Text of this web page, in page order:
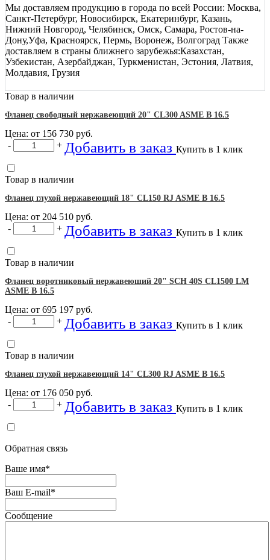
Мы доставляем продукцию в города по всей России: Москва,
Санкт-Петербург, Новосибирск, Екатеринбург, Казань,
Нижний Новгород, Челябинск, Омск, Самара, Ростов-на-
Дону,Уфа, Красноярск, Пермь, Воронеж, Волгоград Также
доставляем в страны ближнего зарубежья:Казахстан,
Узбекистан, Азербайджан, Туркменистан, Эстония, Латвия,
Молдавия, Грузия
Товар в наличии
Фланец свободный нержавеющий 20" CL300 ASME B 16.5
Цена: от 156 730 руб.
-
+ Добавить в заказ Купить в 1 клик
Товар в наличии
Фланец глухой нержавеющий 18" CL150 RJ ASME B 16.5
Цена: от 204 510 руб.
-
+ Добавить в заказ Купить в 1 клик
Товар в наличии
Фланец воротниковый нержавеющий 20" SCH 40S CL1500 LM
ASME B 16.5
Цена: от 695 197 руб.
-
+ Добавить в заказ Купить в 1 клик
Товар в наличии
Фланец глухой нержавеющий 14" CL300 RJ ASME B 16.5
Цена: от 176 050 руб.
-
+ Добавить в заказ Купить в 1 клик
Обратная связь
Ваше имя*
Ваш E-mail*
Сообщение